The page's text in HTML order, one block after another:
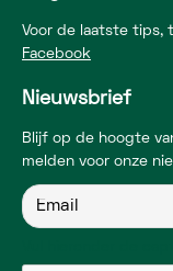
Voor de laatste tips,
Facebook
Nieuwsbrief
Blijf op de hoogte
melden voor onze